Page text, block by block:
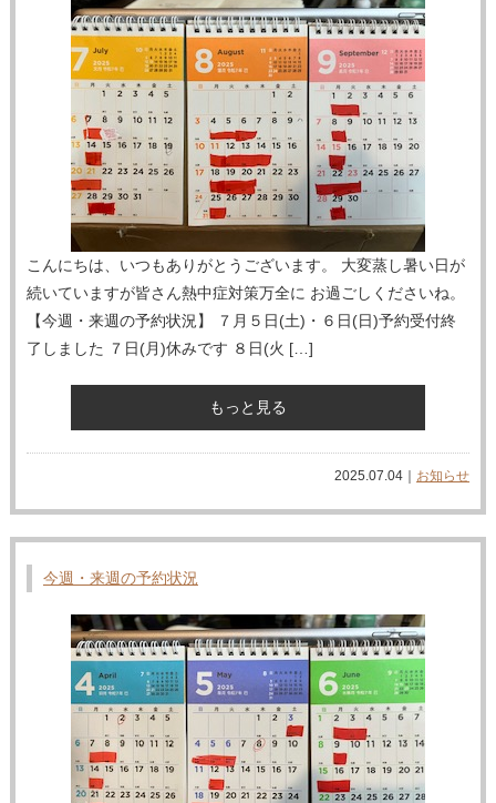
こんにちは、いつもありがとうございます。 大変蒸し暑い日が
続いていますが皆さん熱中症対策万全に お過ごしくださいね。
【今週・来週の予約状況】 ７月５日(土)・６日(日)予約受付終
了しました ７日(月)休みです ８日(火 […]
もっと見る
2025.07.04｜ お知らせ
今週・来週の予約状況